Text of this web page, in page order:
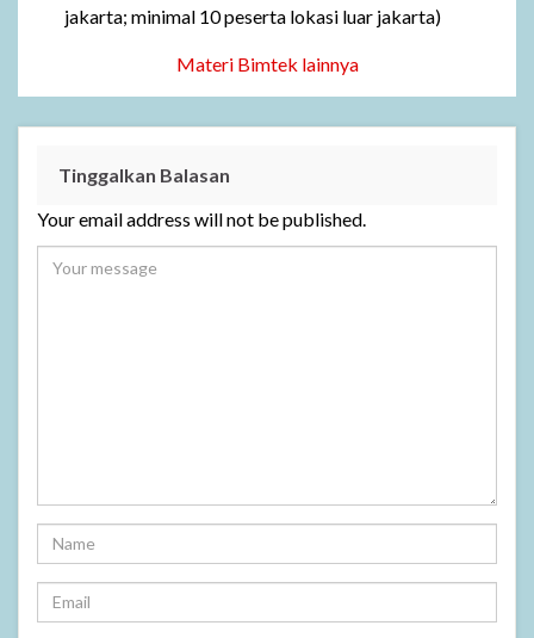
jakarta; minimal 10 peserta lokasi luar jakarta)
Materi Bimtek lainnya
Tinggalkan Balasan
Your email address will not be published.